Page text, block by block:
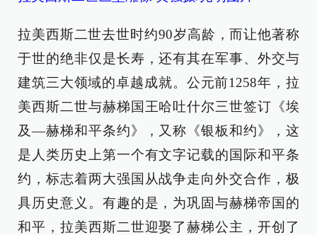
拉美西斯二世去世时约90岁高龄，而让他著称
于世的绝非仅是长寿，还有其在军事、外交与
建筑三大领域的卓越成就。公元前1258年，拉
美西斯二世与赫梯国王哈吐什尔三世签订《埃
及—赫梯和平条约》，又称《银板和约》，这
是人类历史上第一个有文字记载的国际和平条
约，标志着两大强国从战争走向外交合作，极
具历史意义。有趣的是，为巩固与赫梯帝国的
和平，拉美西斯二世迎娶了赫梯公主，开创了